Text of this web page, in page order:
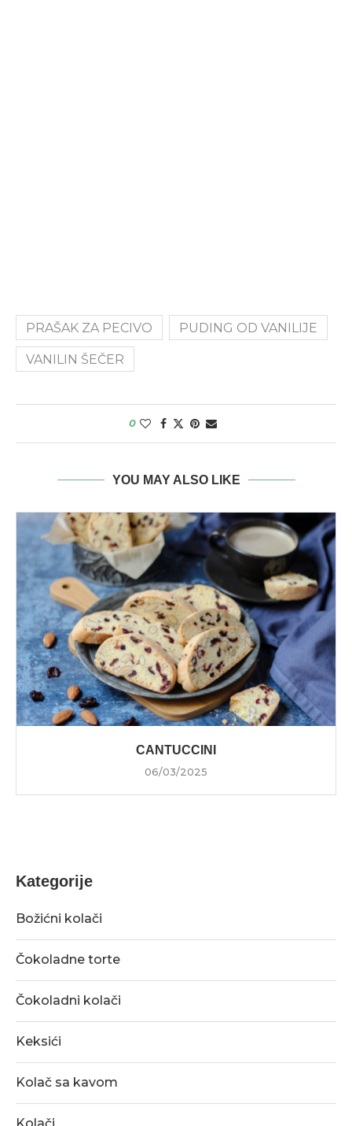
PRAŠAK ZA PECIVO PUDING OD VANILIJE
VANILIN ŠEČER
0
YOU MAY ALSO LIKE
CANTUCCINI
06/03/2025
Kategorije
Božićni kolači
Čokoladne torte
Čokoladni kolači
Keksići
Kolač sa kavom
Kolači